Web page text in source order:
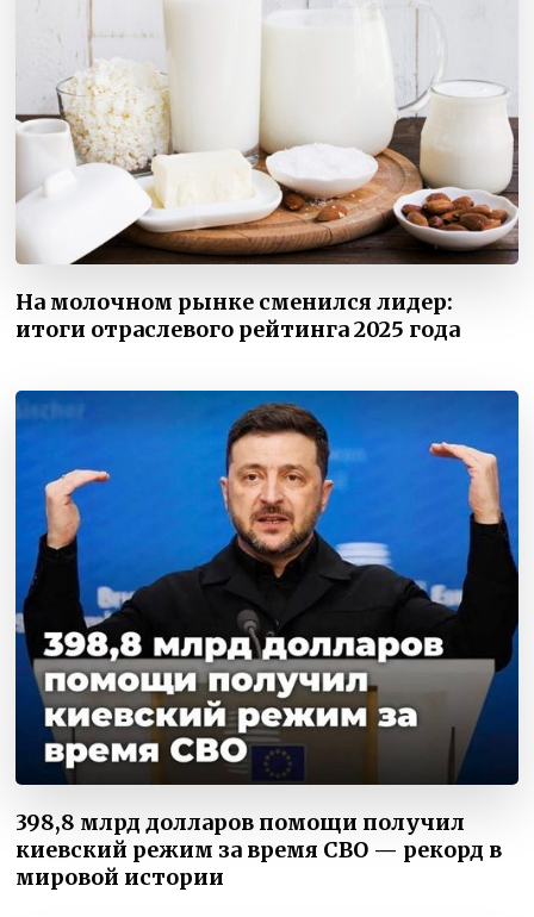
На молочном рынке сменился лидер:
итоги отраслевого рейтинга 2025 года
398,8 млрд долларов помощи получил
киевский режим за время СВО — рекорд в
мировой истории